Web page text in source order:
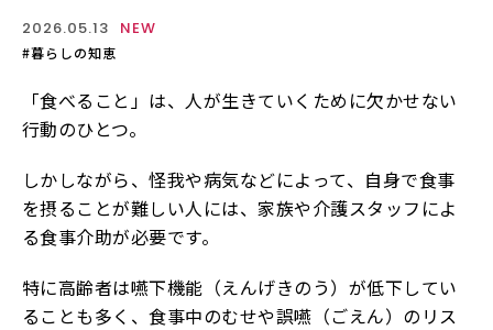
2026.05.13 NEW
#暮らしの知恵
「食べること」は、人が生きていくために欠かせない
行動のひとつ。
しかしながら、怪我や病気などによって、自身で食事
を摂ることが難しい人には、家族や介護スタッフによ
る食事介助が必要です。
特に高齢者は嚥下機能（えんげきのう）が低下してい
ることも多く、食事中のむせや誤嚥（ごえん）のリス